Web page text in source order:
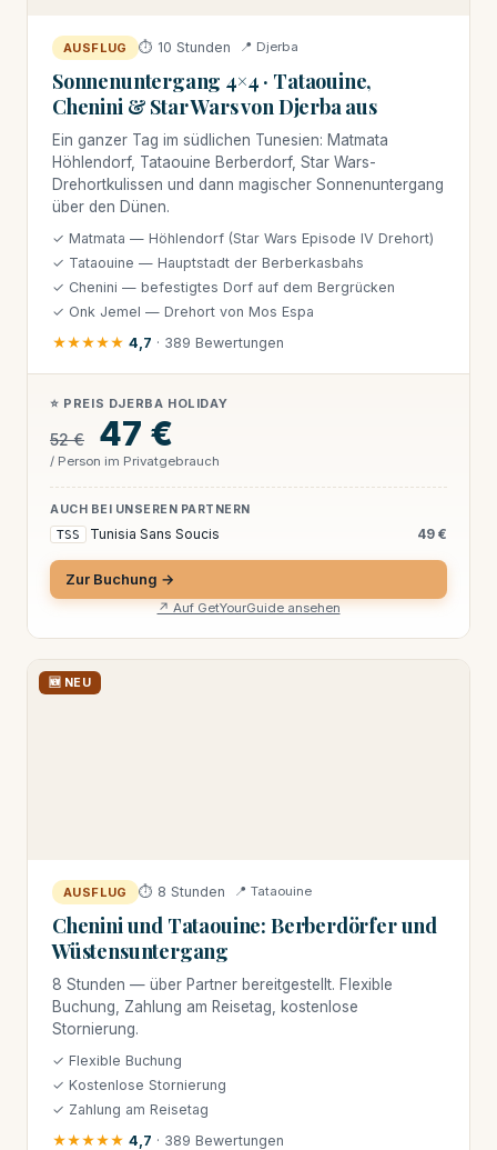
AUSFLUG ⏱ 10 Stunden 📍 Djerba
Sonnenuntergang 4×4 · Tataouine,
Chenini & Star Wars von Djerba aus
Ein ganzer Tag im südlichen Tunesien: Matmata
Höhlendorf, Tataouine Berberdorf, Star Wars-
Drehortkulissen und dann magischer Sonnenuntergang
über den Dünen.
✓ Matmata — Höhlendorf (Star Wars Episode IV Drehort)
✓ Tataouine — Hauptstadt der Berberkasbahs
✓ Chenini — befestigtes Dorf auf dem Bergrücken
✓ Onk Jemel — Drehort von Mos Espa
★★★★★ 4,7 · 389 Bewertungen
⭐ PREIS DJERBA HOLIDAY
52 € 47 €
/ Person im Privatgebrauch
AUCH BEI UNSEREN PARTNERN
TSS Tunisia Sans Soucis 49 €
Zur Buchung →
↗ Auf GetYourGuide ansehen
🆕 NEU
AUSFLUG ⏱ 8 Stunden 📍 Tataouine
Chenini und Tataouine: Berberdörfer und
Wüstensuntergang
8 Stunden — über Partner bereitgestellt. Flexible
Buchung, Zahlung am Reisetag, kostenlose
Stornierung.
✓ Flexible Buchung
✓ Kostenlose Stornierung
✓ Zahlung am Reisetag
★★★★★ 4,7 · 389 Bewertungen